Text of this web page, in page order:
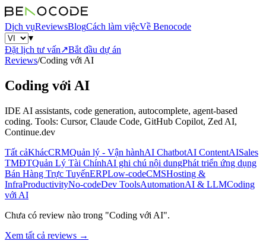
Dịch vụReviewsBlogCách làm việcVề Benocode
▾
Đặt lịch tư vấn↗Bắt đầu dự án
Reviews/Coding với AI
Coding với AI
IDE AI assistants, code generation, autocomplete, agent-based
coding. Tools: Cursor, Claude Code, GitHub Copilot, Zed AI,
Continue.dev
Tất cảKhácCRMQuản lý - Vận hànhAI ChatbotAI ContentAISales
TMĐTQuản Lý Tài ChínhAI ghi chú nội dungPhát triển ứng dụng
Bán Hàng Trực TuyếnERPLow-codeCMSHosting &
InfraProductivityNo-codeDev ToolsAutomationAI & LLMCoding
với AI
Chưa có review nào trong "Coding với AI".
Xem tất cả reviews →